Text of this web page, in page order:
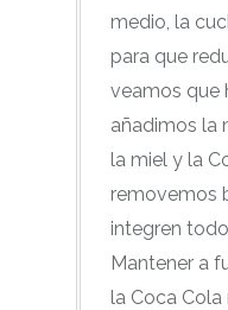
medio, la
para que
veamos que
añadimos la
la miel y la
removemos
integren
Mantener a
la Coca